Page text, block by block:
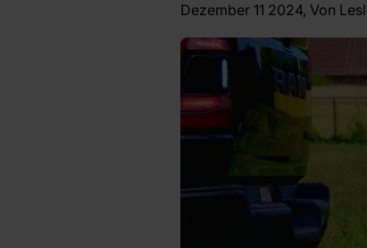
Dezember 11 2024, Von